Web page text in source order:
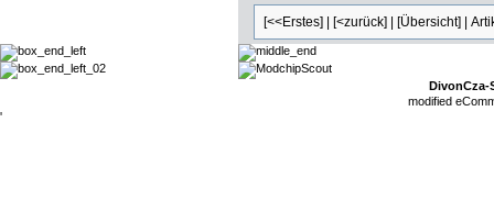
[<<Erstes] [<zurück] [Übersicht] |
DivonCza-
modified
'